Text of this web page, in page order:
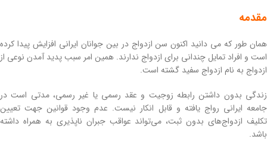
مقدمه
همان طور که می دانید اکنون سن ازدواج در بین جوانان ایرانی افزایش پیدا کرده
است و افراد تمایل چندانی برای ازدواج ندارند. همین امر سبب پدید آمدن نوعی از
ازدواج به نام ازدواج سفید گشته است.
زندگی بدون داشتن رابطه زوجیت و عقد رسمی یا غیر رسمی، مدتی است در
جامعه ایرانی رواج یافته و قابل انکار نیست. عدم وجود قوانین جهت تعیین
تکلیف ازدواج‌های بدون ثبت، می‌تواند عواقب جبران ناپذیری به همراه داشته
باشد.